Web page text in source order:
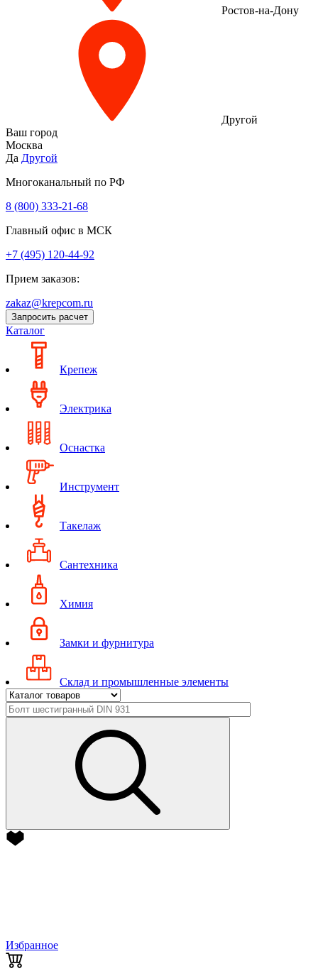
Ростов-на-Дону
Другой
Ваш город
Москва
Да Другой
Многоканальный по РФ
8 (800) 333‑21-68
Главный офис в МСК
+7 (495) 120-44-92
Прием заказов:
zakaz@krepcom.ru
Запросить расчет
Каталог
Крепеж
Электрика
Оснастка
Инструмент
Такелаж
Сантехника
Химия
Замки и фурнитура
Склад и промышленные элементы
Избранное